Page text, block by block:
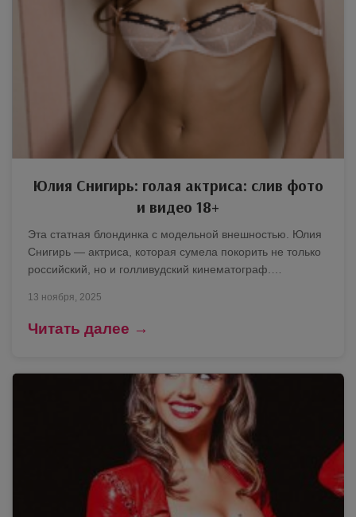
Юлия Снигирь: голая актриса: слив фото
и видео 18+
Эта статная блондинка с модельной внешностью. Юлия
Снигирь — актриса, которая сумела покорить не только
российский, но и голливудский кинематограф.…
13 ноября, 2025
Читать далее →